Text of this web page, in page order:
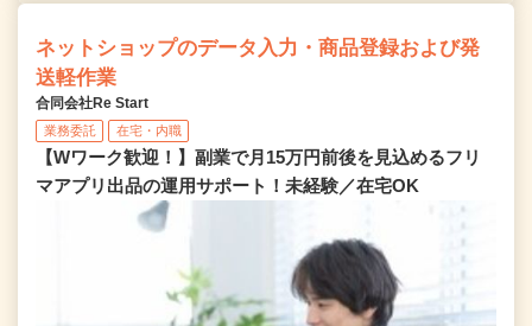
ネットショップのデータ入力・商品登録および発
送軽作業
合同会社Re Start
業務委託 在宅・内職
【Wワーク歓迎！】副業で月15万円前後を見込めるフリ
マアプリ出品の運用サポート！未経験／在宅OK